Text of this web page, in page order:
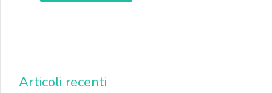
DONA
Articoli recenti